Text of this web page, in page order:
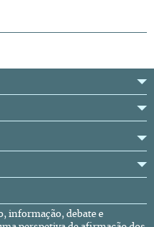
informação, debate e